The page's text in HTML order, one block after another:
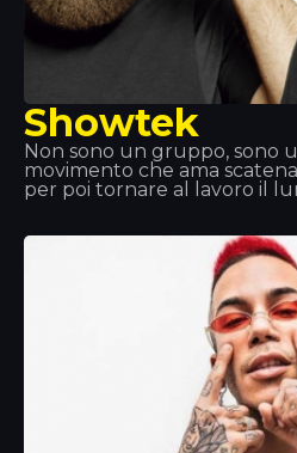
Showtek
Non sono un gruppo, sono
movimento che ama
per poi tornare al lavoro il
musica, l’emozione, la libertà
Showteck ti aiuta a nutrirti e